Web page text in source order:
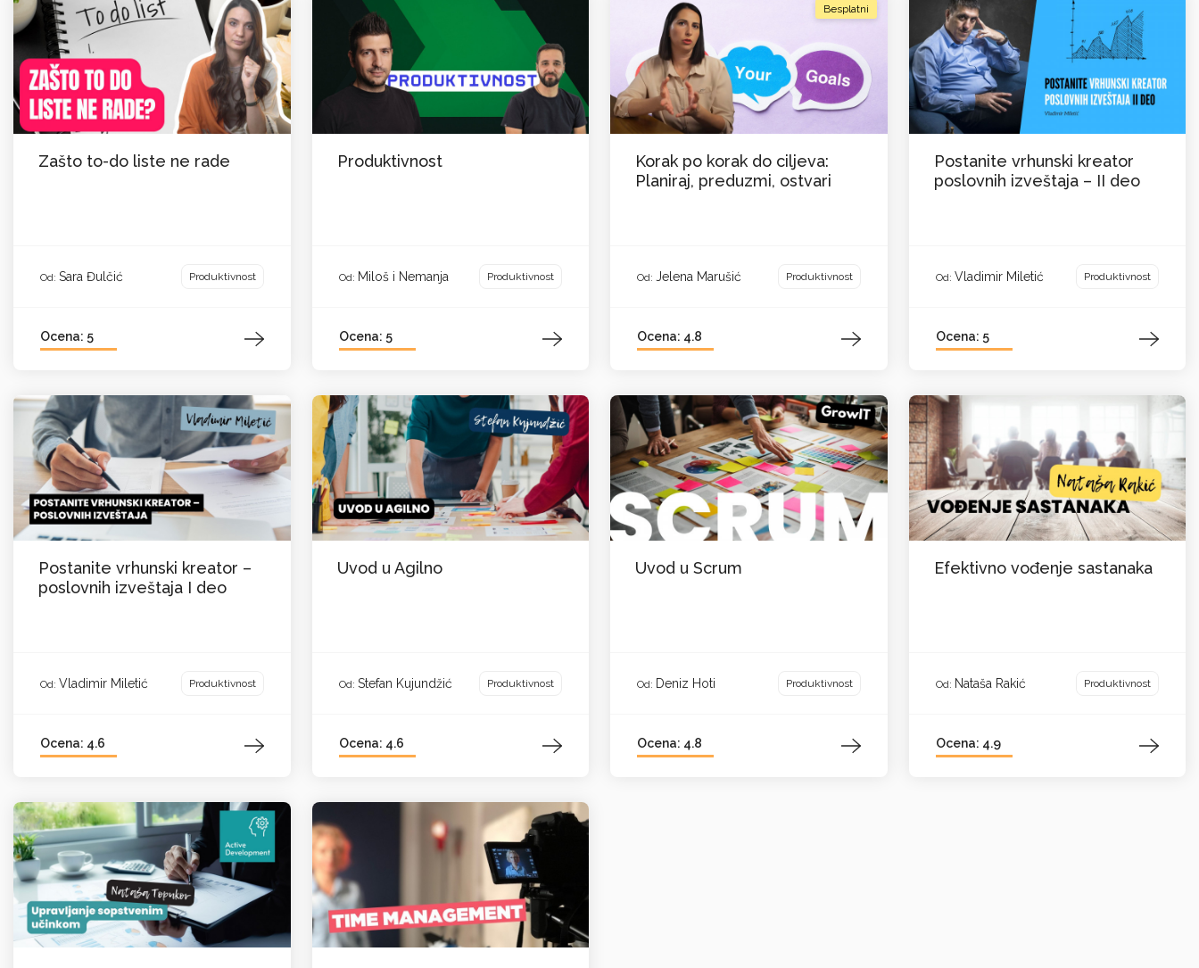
Zašto to-do liste ne rade
Od: Sara Đulčić Produktivnost
Ocena: 5
Produktivnost
Od: Miloš i Nemanja Produktivnost
Ocena: 5
Besplatni
Korak po korak do ciljeva:
Planiraj, preduzmi, ostvari
Od: Jelena Marušić Produktivnost
Ocena: 4.8
Postanite vrhunski kreator
poslovnih izveštaja – II deo
Od: Vladimir Miletić Produktivnost
Ocena: 5
Postanite vrhunski kreator –
poslovnih izveštaja I deo
Od: Vladimir Miletić Produktivnost
Ocena: 4.6
Uvod u Agilno
Od: Stefan Kujundžić Produktivnost
Ocena: 4.6
Uvod u Scrum
Od: Deniz Hoti Produktivnost
Ocena: 4.8
Efektivno vođenje sastanaka
Od: Nataša Rakić Produktivnost
Ocena: 4.9